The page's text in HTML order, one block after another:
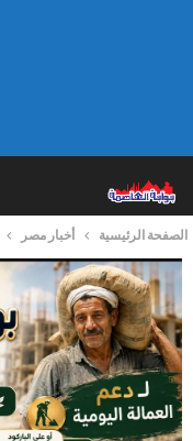
الصفحة الرئيسية أخبار مصر